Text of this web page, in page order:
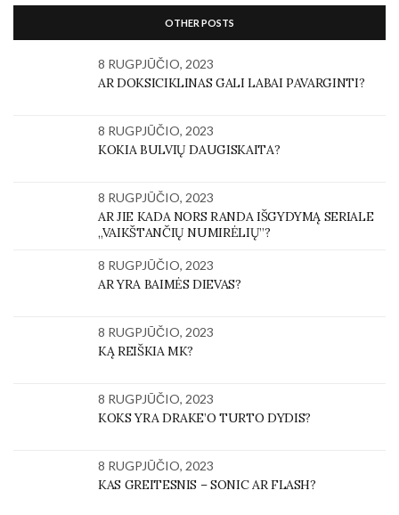
OTHER POSTS
8 RUGPJŪČIO, 2023
AR DOKSICIKLINAS GALI LABAI PAVARGINTI?
8 RUGPJŪČIO, 2023
KOKIA BULVIŲ DAUGISKAITA?
8 RUGPJŪČIO, 2023
AR JIE KADA NORS RANDA IŠGYDYMĄ SERIALE
„VAIKŠTANČIŲ NUMIRĖLIŲ”?
8 RUGPJŪČIO, 2023
AR YRA BAIMĖS DIEVAS?
8 RUGPJŪČIO, 2023
KĄ REIŠKIA MK?
8 RUGPJŪČIO, 2023
KOKS YRA DRAKE’O TURTO DYDIS?
8 RUGPJŪČIO, 2023
KAS GREITESNIS – SONIC AR FLASH?